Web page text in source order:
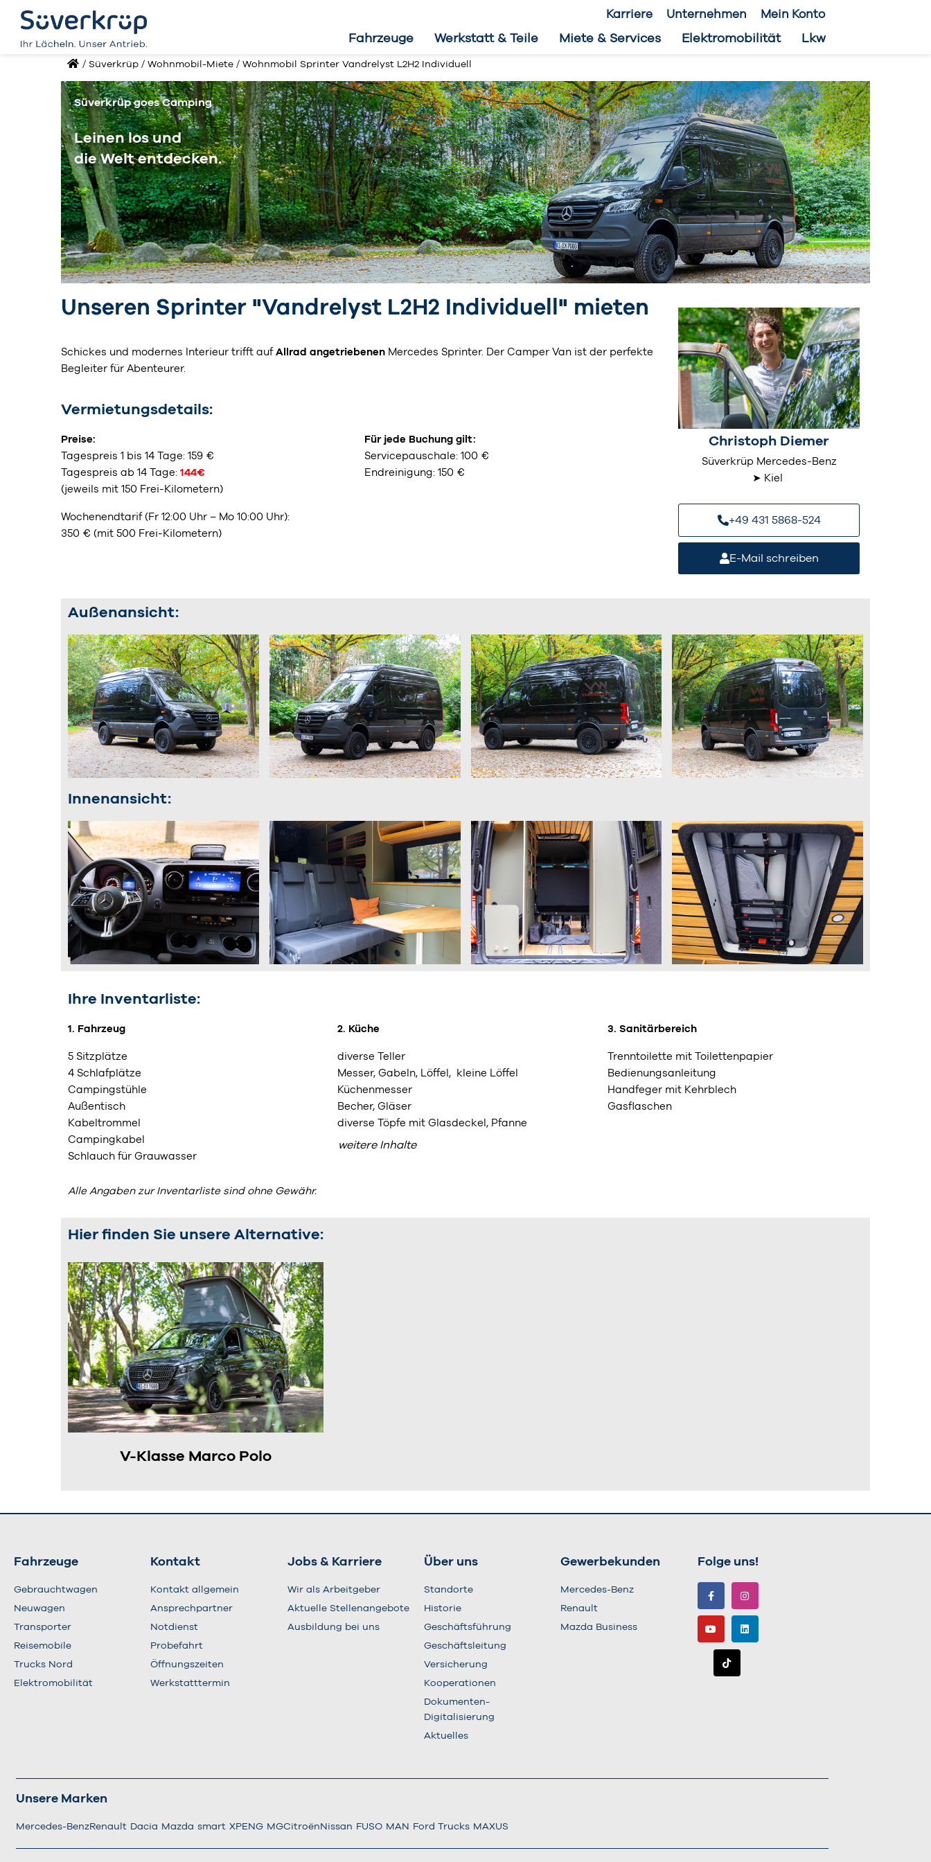
Karriere Unternehmen Mein Konto
Fahrzeuge Werkstatt & Teile Miete & Services Elektromobilität Lkw
/ Süverkrüp /Wohnmobil-Miete /Wohnmobil Sprinter Vandrelyst L2H2 Individuell
Süverkrüp goes Camping
Leinen los und
die Welt entdecken.
Unseren Sprinter "Vandrelyst L2H2 Individuell" mieten
Schickes und modernes Interieur trifft aufAllrad angetriebenen Mercedes Sprinter. Der Camper Van ist der perfekte
Begleiter für Abenteurer.
Vermietungsdetails:
Preise:
Tagespreis 1 bis 14 Tage: 159 €
Tagespreis ab 14 Tage: 144€
(jeweils mit 150 Frei-Kilometern)
Wochenendtarif (Fr 12:00 Uhr – Mo 10:00 Uhr):
350 € (mit 500 Frei-Kilometern)
Für jede Buchung gilt:
Servicepauschale: 100 €
Endreinigung: 150 €
Christoph Diemer
Süverkrüp Mercedes-Benz
➤ Kiel
+49 431 5868-524
E-Mail schreiben
Außenansicht:
Innenansicht:
Ihre Inventarliste:
1. Fahrzeug
5 Sitzplätze
4 Schlafplätze
Campingstühle
Außentisch
Kabeltrommel
Campingkabel
Schlauch für Grauwasser
2. Küche
diverse Teller
Messer, Gabeln, Löffel, kleine Löffel
Küchenmesser
Becher, Gläser
diverse Töpfe mit Glasdeckel, Pfanne
weitere Inhalte
3. Sanitärbereich
Trenntoilette mit Toilettenpapier
Bedienungsanleitung
Handfeger mit Kehrblech
Gasflaschen
Alle Angaben zur Inventarliste sind ohne Gewähr.
Hier finden Sie unsere Alternative:
V-Klasse Marco Polo
Fahrzeuge
Gebrauchtwagen
Neuwagen
Transporter
Reisemobile
Trucks Nord
Elektromobilität
Kontakt
Kontakt allgemein
Ansprechpartner
Notdienst
Probefahrt
Öffnungszeiten
Werkstatttermin
Jobs & Karriere
Wir als Arbeitgeber
Aktuelle Stellenangebote
Ausbildung bei uns
Über uns
Standorte
Historie
Geschäftsführung
Geschäftsleitung
Versicherung
Kooperationen
Dokumenten-
Digitalisierung
Aktuelles
Gewerbekunden
Mercedes-Benz
Renault
Mazda Business
Folge uns!
Unsere Marken
Mercedes-BenzRenault Dacia Mazda smart XPENG MGCitroën Nissan FUSO MAN Ford Trucks MAXUS